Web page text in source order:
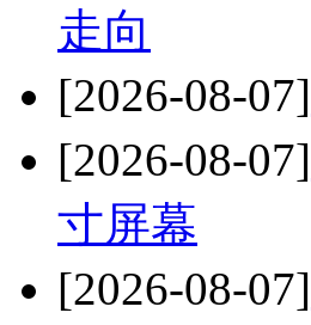
走向
[2026-08-07]
[2026-08-07]
寸屏幕
[2026-08-07]